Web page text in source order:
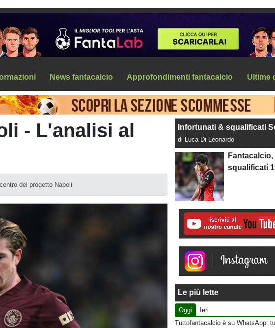
News fantacalcio Approfondimenti fantacalcio Ultime
- L'analisi al
del progetto Napoli
Infortunati & squalificati
di Luca Di Leonardo
squalificati
Le più lette
Oggi
Ieri